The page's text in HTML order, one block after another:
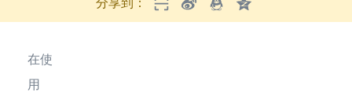
在使
用